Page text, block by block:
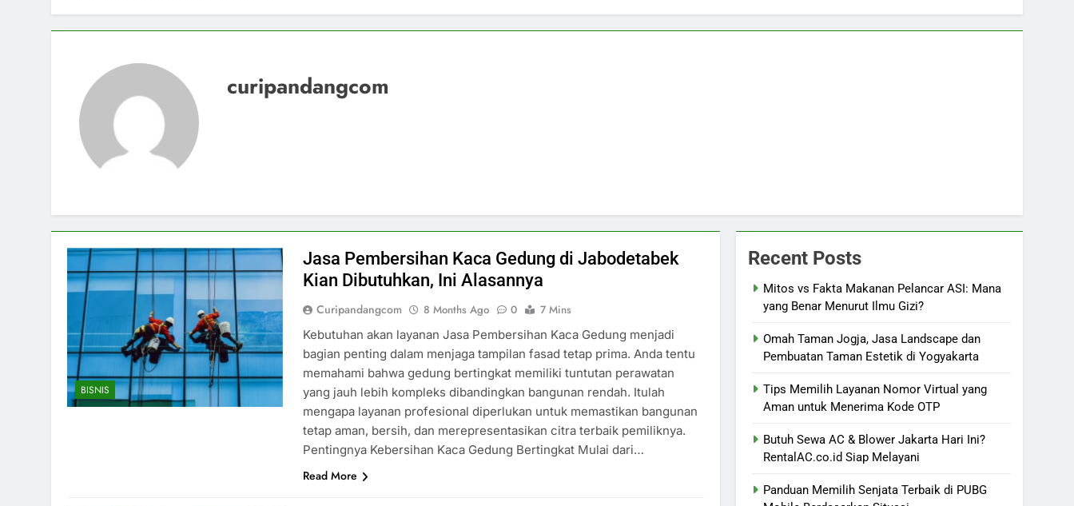
curipandangcom
BISNIS
Jasa Pembersihan Kaca Gedung di Jabodetabek
Kian Dibutuhkan, Ini Alasannya
Curipandangcom 8 Months Ago 0
7 Mins
Kebutuhan akan layanan Jasa Pembersihan Kaca Gedung menjadi
bagian penting dalam menjaga tampilan fasad tetap prima. Anda tentu
memahami bahwa gedung bertingkat memiliki tuntutan perawatan
yang jauh lebih kompleks dibandingkan bangunan rendah. Itulah
mengapa layanan profesional diperlukan untuk memastikan bangunan
tetap aman, bersih, dan merepresentasikan citra terbaik pemiliknya.
Pentingnya Kebersihan Kaca Gedung Bertingkat Mulai dari…
Read More
Recent Posts
Mitos vs Fakta Makanan Pelancar ASI: Mana
yang Benar Menurut Ilmu Gizi?
Omah Taman Jogja, Jasa Landscape dan
Pembuatan Taman Estetik di Yogyakarta
Tips Memilih Layanan Nomor Virtual yang
Aman untuk Menerima Kode OTP
Butuh Sewa AC & Blower Jakarta Hari Ini?
RentalAC.co.id Siap Melayani
Panduan Memilih Senjata Terbaik di PUBG